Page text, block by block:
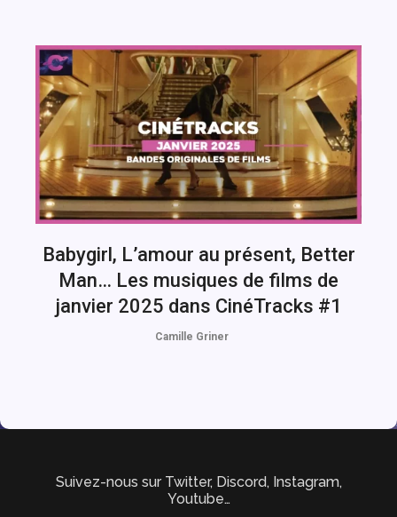
Babygirl, L’amour au présent, Better
Man… Les musiques de films de
janvier 2025 dans CinéTracks #1
Camille Griner
Suivez-nous sur Twitter, Discord, Instagram,
Youtube…